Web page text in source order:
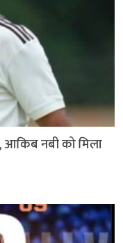
आकिब नबी को मिला